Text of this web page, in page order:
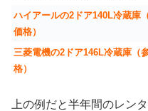
ハイアールの2ドア140L冷蔵庫
価格）
三菱電機の2ドア146L冷蔵庫（
格）
上の例だと半年間のレン